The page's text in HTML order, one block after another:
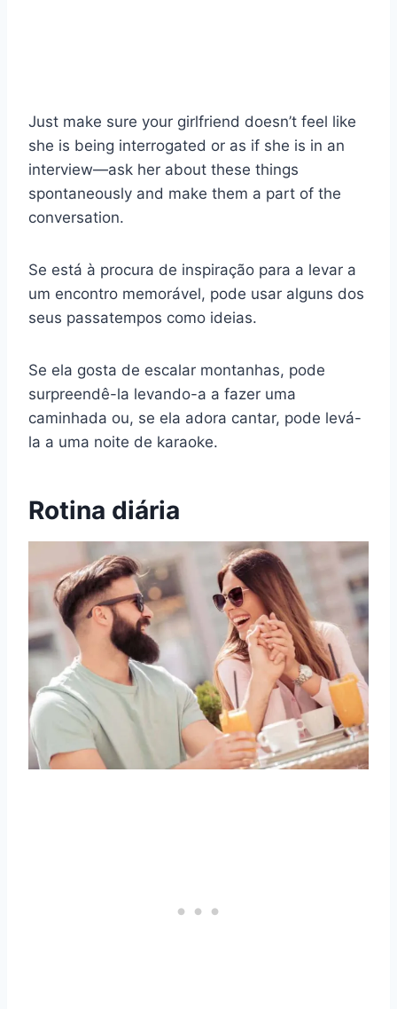
Just make sure your girlfriend doesn’t feel like
she is being interrogated or as if she is in an
interview—ask her about these things
spontaneously and make them a part of the
conversation.
Se está à procura de inspiração para a levar a
um encontro memorável, pode usar alguns dos
seus passatempos como ideias.
Se ela gosta de escalar montanhas, pode
surpreendê-la levando-a a fazer uma
caminhada ou, se ela adora cantar, pode levá-
la a uma noite de karaoke.
Rotina diária